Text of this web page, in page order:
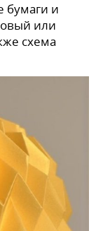
бумаги и
или
схема